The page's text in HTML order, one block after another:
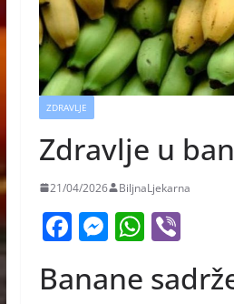
ZDRAVLJE
Zdravlje u
21/04/2026 BiljnaLjekarna
F
c
M
ss
W
at
Vi
er
Banane